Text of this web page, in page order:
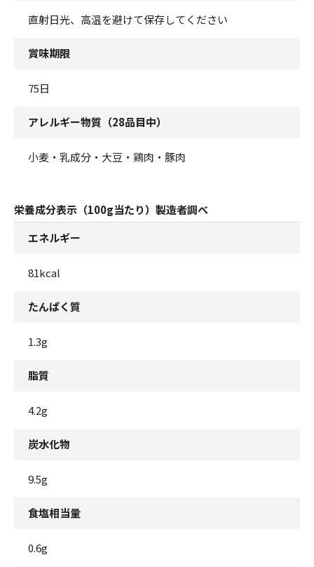
直射日光、高温を避けて保存してください
賞味期限
75日
アレルギー物質（28品目中）
小麦・乳成分・大豆・鶏肉・豚肉
栄養成分表示（100g当たり）製造者調べ
エネルギー
81kcal
たんぱく質
1.3g
脂質
4.2g
炭水化物
9.5g
食塩相当量
0.6g